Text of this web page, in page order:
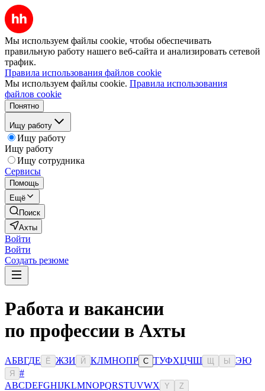
Мы используем файлы cookie, чтобы обеспечивать
правильную работу нашего веб-сайта и анализировать сетевой
трафик.
Правила использования файлов cookie
Мы используем файлы cookie. Правила использования
файлов cookie
Понятно
Ищу работу
Ищу работу
Ищу работу
Ищу сотрудника
Сервисы
Помощь
Ещё
Поиск
Ахты
Войти
Войти
Создать резюме
Работа и вакансии
по профессии в Ахты
АБВГДЕ Ё ЖЗИ Й КЛМНОПР С ТУФХЦЧШ Ы ЭЮ
Я
#
ABCDEFGHIJKLMNOPQRSTUVWX Y Z